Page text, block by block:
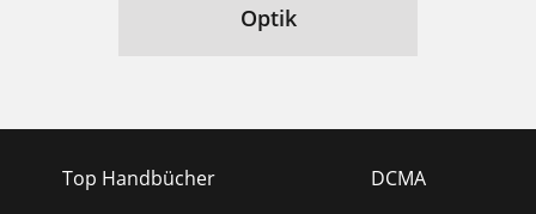
Optik
Top Handbücher
DCMA